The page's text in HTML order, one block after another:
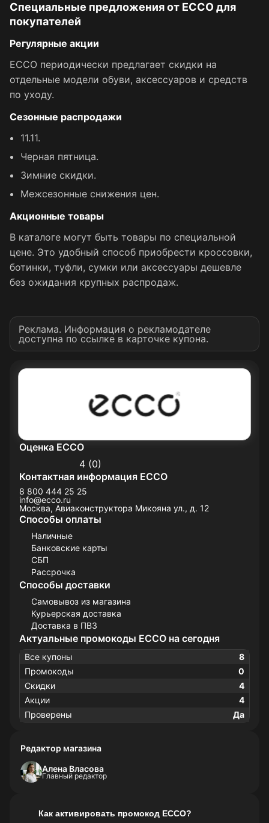
Оценка ECCO
4 (0)
Контактная информация ECCO
8 800 444 25 25
info@ecco.ru
Москва, Авиаконструктора Микояна ул., д. 12
Способы оплаты
Наличные
Банковские карты
СБП
Рассрочка
Способы доставки
Самовывоз из магазина
Курьерская доставка
Доставка в ПВЗ
Актуальные промокоды ECCO на сегодня
Все купоны
8
Промокоды
0
Скидки
4
Акции
4
Проверены
Да
Редактор магазина
Алена Власова
Главный редактор
Как активировать промокод ECCO?
Специальные предложения от ECCO для
покупателей
Регулярные акции
ECCO периодически предлагает скидки на
отдельные модели обуви, аксессуаров и средств
по уходу.
Сезонные распродажи
11.11.
Черная пятница.
Зимние скидки.
Межсезонные снижения цен.
Акционные товары
В каталоге могут быть товары по специальной
цене. Это удобный способ приобрести кроссовки,
ботинки, туфли, сумки или аксессуары дешевле
без ожидания крупных распродаж.
Реклама. Информация о рекламодателе
доступна по ссылке в карточке купона.